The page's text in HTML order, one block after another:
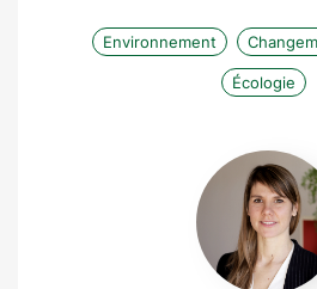
Environnement
Écologie
Emilie
Villar